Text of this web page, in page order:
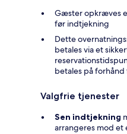
Gæster opkræves
før indtjekning
Dette
betales via et
betales på
Valgfrie tjenester
Sen indtjekning
arrangeres mod et